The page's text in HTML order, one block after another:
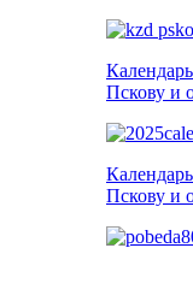
Пскову и
Пскову и